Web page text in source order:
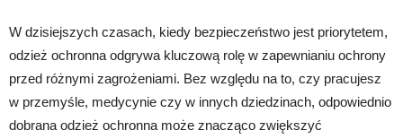
W dzisiejszych czasach, kiedy bezpieczeństwo jest priorytetem,
odzież ochronna odgrywa kluczową rolę w zapewnianiu ochrony
przed różnymi zagrożeniami. Bez względu na to, czy pracujesz
w przemyśle, medycynie czy w innych dziedzinach, odpowiednio
dobrana odzież ochronna może znacząco zwiększyć